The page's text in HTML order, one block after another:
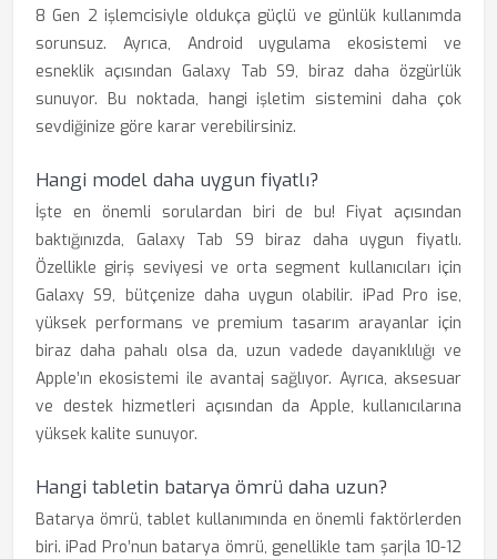
8 Gen 2 işlemcisiyle oldukça güçlü ve günlük kullanımda
sorunsuz. Ayrıca, Android uygulama ekosistemi ve
esneklik açısından Galaxy Tab S9, biraz daha özgürlük
sunuyor. Bu noktada, hangi işletim sistemini daha çok
sevdiğinize göre karar verebilirsiniz.
Hangi model daha uygun fiyatlı?
İşte en önemli sorulardan biri de bu! Fiyat açısından
baktığınızda, Galaxy Tab S9 biraz daha uygun fiyatlı.
Özellikle giriş seviyesi ve orta segment kullanıcıları için
Galaxy S9, bütçenize daha uygun olabilir. iPad Pro ise,
yüksek performans ve premium tasarım arayanlar için
biraz daha pahalı olsa da, uzun vadede dayanıklılığı ve
Apple’ın ekosistemi ile avantaj sağlıyor. Ayrıca, aksesuar
ve destek hizmetleri açısından da Apple, kullanıcılarına
yüksek kalite sunuyor.
Hangi tabletin batarya ömrü daha uzun?
Batarya ömrü, tablet kullanımında en önemli faktörlerden
biri. iPad Pro’nun batarya ömrü, genellikle tam şarjla 10-12